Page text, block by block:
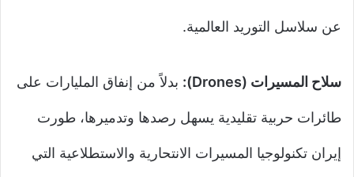
عن سلاسل التوريد العالمية.
سلاح المسيرات (Drones): بدلاً من إنفاق المليارات على
طائرات حربية تقليدية يسهل رصدها وتدميرها، طورت
إيران تكنولوجيا المسيرات الانتحارية والاستطلاعية التي